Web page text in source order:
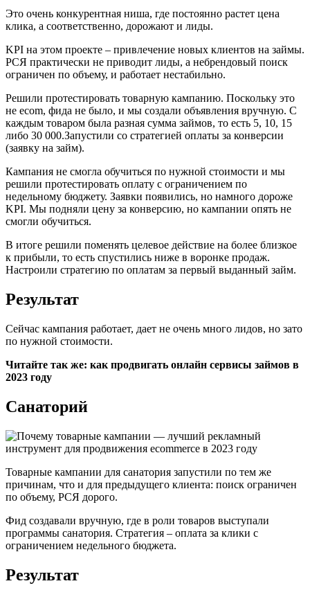
Это очень конкурентная ниша, где постоянно растет цена
клика, а соответственно, дорожают и лиды.
KPI на этом проекте – привлечение новых клиентов на займы.
РСЯ практически не приводит лиды, а небрендовый поиск
ограничен по объему, и работает нестабильно.
Решили протестировать товарную кампанию. Поскольку это
не ecom, фида не было, и мы создали объявления вручную. С
каждым товаром была разная сумма займов, то есть 5, 10, 15
либо 30 000.Запустили со стратегией оплаты за конверсии
(заявку на займ).
Кампания не смогла обучиться по нужной стоимости и мы
решили протестировать оплату с ограничением по
недельному бюджету. Заявки появились, но намного дороже
KPI. Мы подняли цену за конверсию, но кампании опять не
смогли обучиться.
В итоге решили поменять целевое действие на более близкое
к прибыли, то есть спустились ниже в воронке продаж.
Настроили стратегию по оплатам за первый выданный займ.
Результат
Сейчас кампания работает, дает не очень много лидов, но зато
по нужной стоимости.
Читайте так же: как продвигать онлайн сервисы займов в
2023 году
Санаторий
Товарные кампании для санатория запустили по тем же
причинам, что и для предыдущего клиента: поиск ограничен
по объему, РСЯ дорого.
Фид создавали вручную, где в роли товаров выступали
программы санатория. Стратегия – оплата за клики с
ограничением недельного бюджета.
Результат